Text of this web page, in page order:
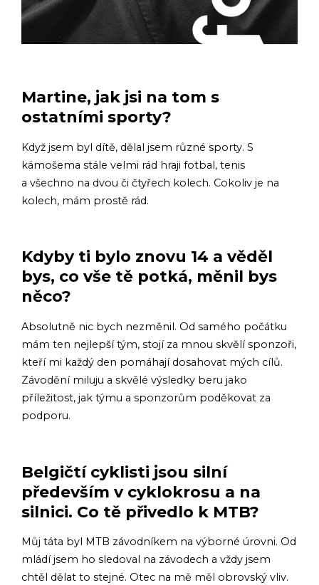
Martine, jak jsi na tom s
ostatními sporty?
Když jsem byl dítě, dělal jsem různé sporty. S
kámošema stále velmi rád hraji fotbal, tenis
a všechno na dvou či čtyřech kolech. Cokoliv je na
kolech, mám prostě rád.
Kdyby ti bylo znovu 14 a věděl
bys, co vše tě potká, měnil bys
něco?
Absolutně nic bych nezměnil. Od samého počátku
mám ten nejlepší tým, stojí za mnou skvělí sponzoři,
kteří mi každý den pomáhají dosahovat mých cílů.
Závodění miluju a skvělé výsledky beru jako
příležitost, jak týmu a sponzorům poděkovat za
podporu.
Belgičtí cyklisti jsou silní
především v cyklokrosu a na
silnici. Co tě přivedlo k MTB?
Můj táta byl MTB závodníkem na výborné úrovni. Od
mládí jsem ho sledoval na závodech a vždy jsem
chtěl dělat to stejné. Otec na mě měl obrovský vliv.